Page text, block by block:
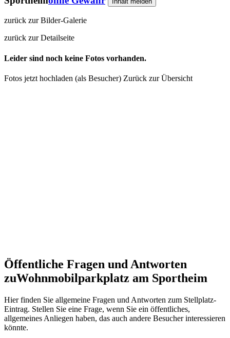
zurück zur Bilder-Galerie
zurück zur Detailseite
Leider sind noch keine Fotos vorhanden.
Fotos jetzt hochladen (als Besucher) Zurück zur Übersicht
Öffentliche Fragen und Antworten
zuWohnmobilparkplatz am Sportheim
Hier finden Sie allgemeine Fragen und Antworten zum Stellplatz-
Eintrag. Stellen Sie eine Frage, wenn Sie ein öffentliches,
allgemeines Anliegen haben, das auch andere Besucher interessieren
könnte.